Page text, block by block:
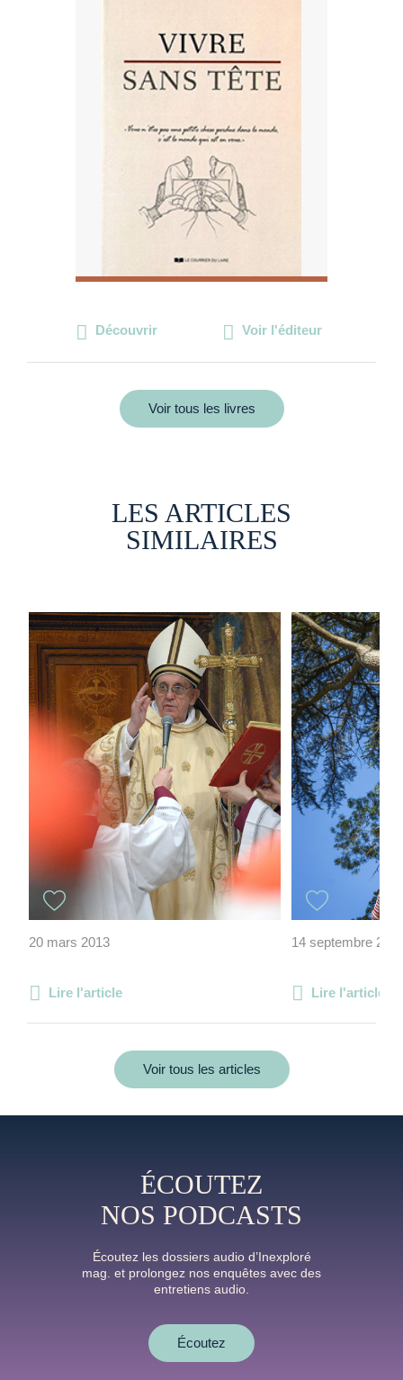
Découvrir Voir l'éditeur
Voir tous les livres
LES ARTICLES
SIMILAIRES
20 mars 2013
Lire l'article
14 septembre
Lire l'article
Voir tous les articles
ÉCOUTEZ
NOS PODCASTS
Écoutez les dossiers audio d’Inexploré
mag. et prolongez nos enquêtes avec des
entretiens audio.
Écoutez